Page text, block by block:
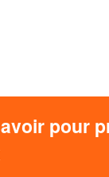
pour